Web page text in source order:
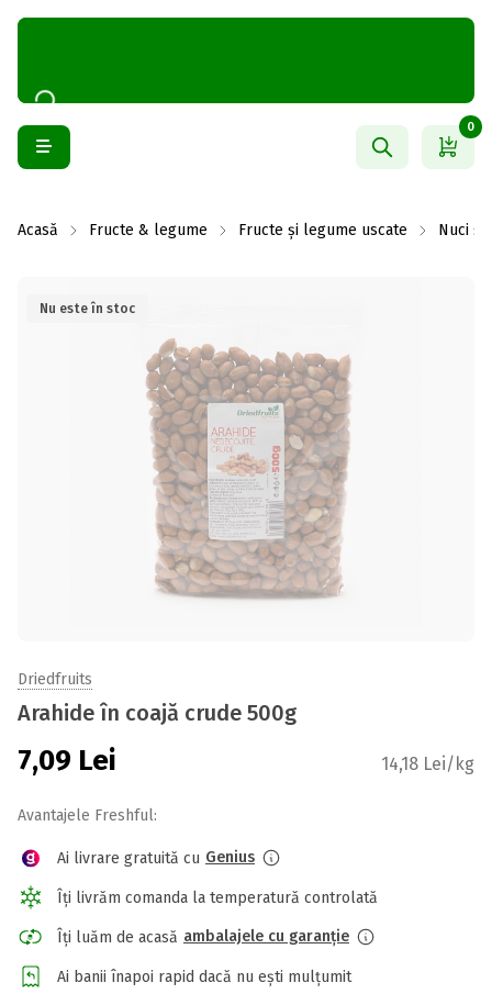
0
Acasă Fructe & legume Fructe și legume uscate Nuci și
Nu este în stoc
Driedfruits
Arahide în coajă crude 500g
7,09 Lei 14,18 Lei/kg
Avantajele Freshful:
Ai livrare gratuită cu Genius
Îți livrăm comanda la temperatură controlată
Îți luăm de acasă ambalajele cu garanție
Ai banii înapoi rapid dacă nu ești mulțumit